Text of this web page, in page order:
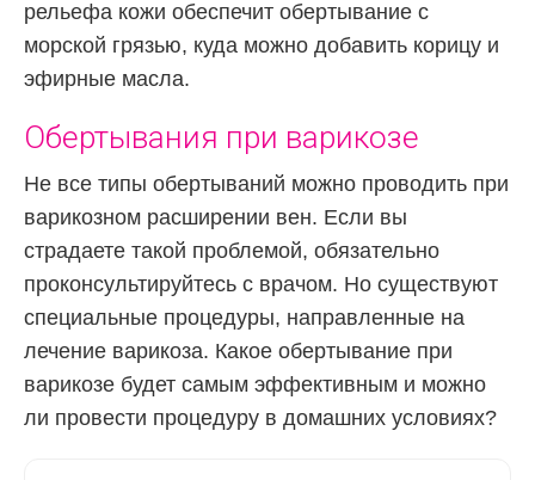
рельефа кожи обеспечит обертывание с
морской грязью, куда можно добавить корицу и
эфирные масла.
Обертывания при варикозе
Не все типы обертываний можно проводить при
варикозном расширении вен. Если вы
страдаете такой проблемой, обязательно
проконсультируйтесь с врачом. Но существуют
специальные процедуры, направленные на
лечение варикоза. Какое обертывание при
варикозе будет самым эффективным и можно
ли провести процедуру в домашних условиях?